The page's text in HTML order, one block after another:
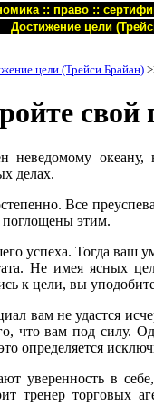
:: право ::
Достижение цели
цели (Трейси Брайан)
свой
неведомому
делах.
Все
поглощены этим.
успеха. Тогда ваш
Не имея ясных
к цели, вы
вам не удастся
что вам под силу.
определяется
уверенность в
тренер торговых